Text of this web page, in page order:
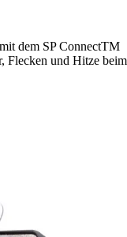
dem SP ConnectTM
Flecken und Hitze beim